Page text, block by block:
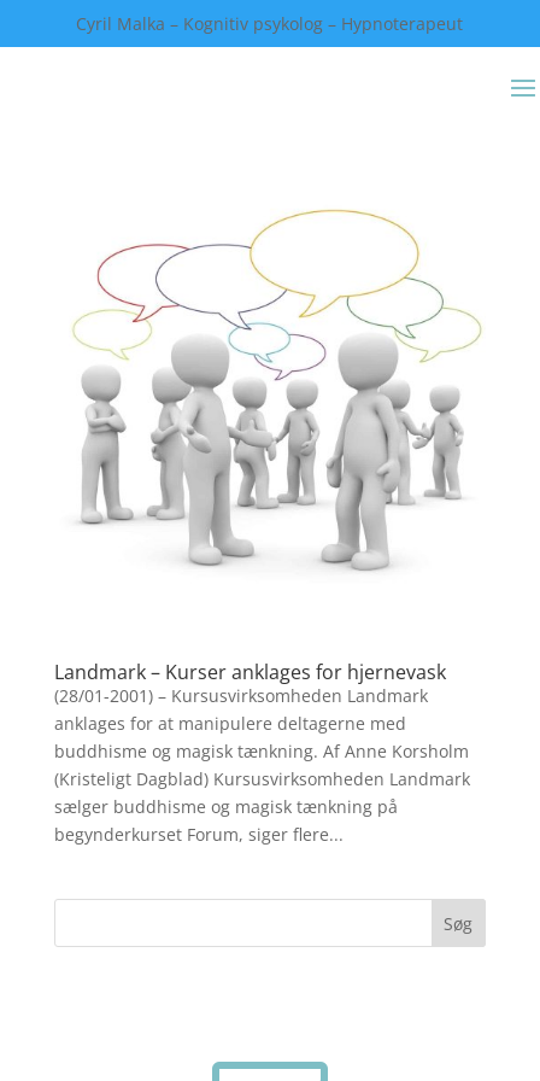
Cyril Malka – Kognitiv psykolog – Hypnoterapeut
Landmark – Kurser anklages for hjernevask
(28/01-2001) – Kursusvirksomheden Landmark
anklages for at manipulere deltagerne med
buddhisme og magisk tænkning. Af Anne Korsholm
(Kristeligt Dagblad) Kursusvirksomheden Landmark
sælger buddhisme og magisk tænkning på
begynderkurset Forum, siger flere...
Søg